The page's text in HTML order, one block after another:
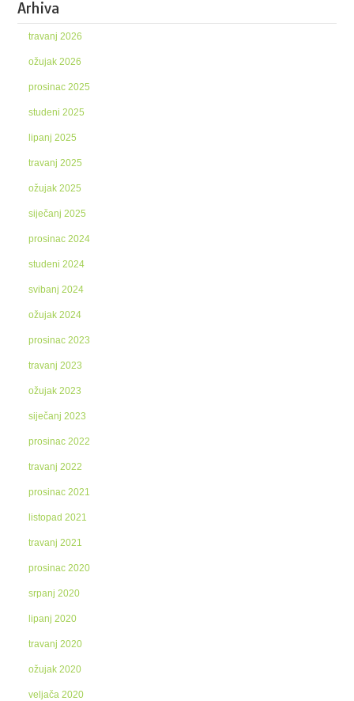
Arhiva
travanj 2026
ožujak 2026
prosinac 2025
studeni 2025
lipanj 2025
travanj 2025
ožujak 2025
siječanj 2025
prosinac 2024
studeni 2024
svibanj 2024
ožujak 2024
prosinac 2023
travanj 2023
ožujak 2023
siječanj 2023
prosinac 2022
travanj 2022
prosinac 2021
listopad 2021
travanj 2021
prosinac 2020
srpanj 2020
lipanj 2020
travanj 2020
ožujak 2020
veljača 2020